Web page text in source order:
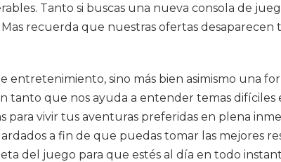
Tanto si buscas una nueva consola de
recuerda que nuestras ofertas
entretenimiento, sino más bien asimismo una
tanto que nos ayuda a entender temas
para vivir tus aventuras preferidas en plena
a fin de que puedas tomar las mejores
del juego para que estés al día en todo